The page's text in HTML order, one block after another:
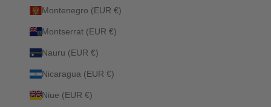
Montenegro (EUR €)
Montserrat (EUR €)
Nauru (EUR €)
Nicaragua (EUR €)
Niue (EUR €)